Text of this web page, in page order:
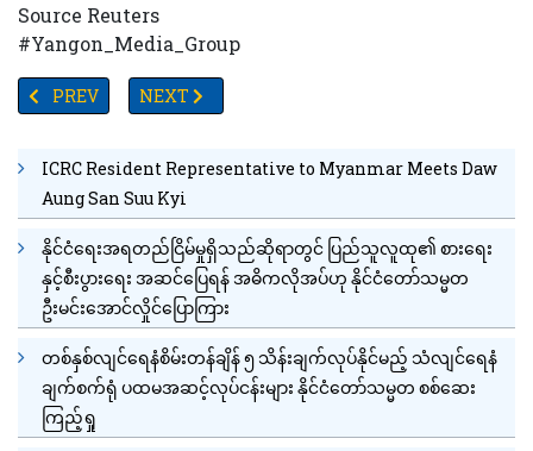
Source Reuters
#Yangon_Media_Group
PREVIOUS ARTICLE: ကျူးဘား အမျိုးသား တိရိစ္ဆာန်ဥယျဉ်တွင် ရှား
PREV NEXT ARTICLE: ခန္ဓာကိုယ်သွယ်လျချင်လျှင် မအိပ်ခင်
NEXT
ICRC Resident Representative to Myanmar Meets Daw
Aung San Suu Kyi
နိုင်ငံရေးအရတည်ငြိမ်မှုရှိသည်ဆိုရာတွင် ပြည်သူလူထု၏ စားရေး
နှင့်စီးပွားရေး အဆင်ပြေရန် အဓိကလိုအပ်ဟု နိုင်ငံတော်သမ္မတ
ဦးမင်းအောင်လှိုင်ပြောကြား
တစ်နှစ်လျင်ရေနံစိမ်းတန်ချိန် ၅ သိန်းချက်လုပ်နိုင်မည့် သံလျင်ရေနံ
ချက်စက်ရုံ ပထမအဆင့်လုပ်ငန်းများ နိုင်ငံတော်သမ္မတ စစ်ဆေး
ကြည့်ရှု